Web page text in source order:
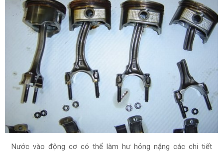
Nước vào động cơ có thể làm hư hỏng nặng các chi tiết